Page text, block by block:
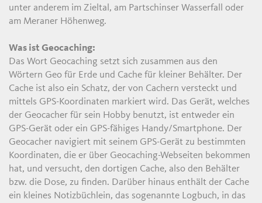
unter anderem im Zieltal, am Partschinser Wasserfall oder
am Meraner Höhenweg.
Was ist Geocaching:
Das Wort Geocaching setzt sich zusammen aus den
Wörtern Geo für Erde und Cache für kleiner Behälter. Der
Cache ist also ein Schatz, der von Cachern versteckt und
mittels GPS-Koordinaten markiert wird. Das Gerät, welches
der Geocacher für sein Hobby benutzt, ist entweder ein
GPS-Gerät oder ein GPS-fähiges Handy/Smartphone. Der
Geocacher navigiert mit seinem GPS-Gerät zu bestimmten
Koordinaten, die er über Geocaching-Webseiten bekommen
hat, und versucht, den dortigen Cache, also den Behälter
bzw. die Dose, zu finden. Darüber hinaus enthält der Cache
ein kleines Notizbüchlein, das sogenannte Logbuch, in das